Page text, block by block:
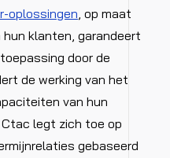
oplossingen, op maat
klanten, garandeert
door de
de werking van het
van hun
legt zich toe op
gebaseerd